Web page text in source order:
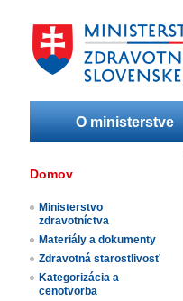
O ministerstve
Domov
Ministerstvo
zdravotníctva
Materiály a dokumenty
Zdravotná starostlivosť
Kategorizácia a
cenotvorba